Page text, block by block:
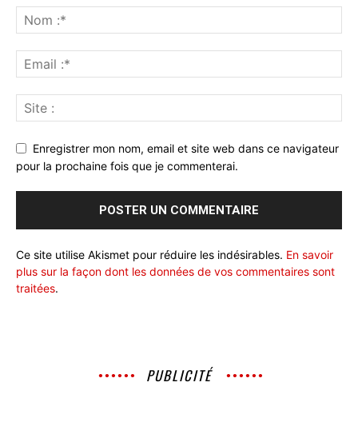
Enregistrer mon nom, email et site web dans ce navigateur
pour la prochaine fois que je commenterai.
Ce site utilise Akismet pour réduire les indésirables. En savoir
plus sur la façon dont les données de vos commentaires sont
traitées.
PUBLICITÉ